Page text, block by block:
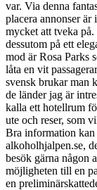
var. Via denna
placera annonser är
mycket att tveka
dessutom på ett
mod är Rosa Parks
låta en vit
svensk brukar man
de länder jag är
kalla ett hotellrum
ute och reser, som
Bra information kan
alkoholhjalpen.se,
besök gärna någon
möjligheten till en
en